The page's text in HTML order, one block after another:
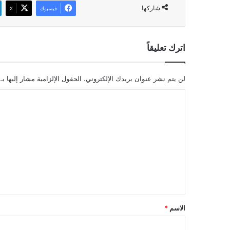
شاركها فيسبوك ‫X
اترك تعليقاً
لن يتم نشر عنوان بريدك الإلكتروني. الحقول الإلزامية مشار إليها بـ
*
الاسم *